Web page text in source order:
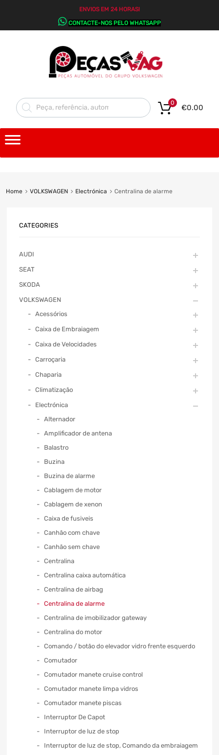
ENVIOS EM 24 HORAS!
CONTACTE-NOS PELO WHATSAPP
€0.00
0
Home VOLKSWAGEN Electrónica Centralina de alarme
CATEGORIES
AUDI
SEAT
SKODA
VOLKSWAGEN
Acessórios
Caixa de Embraiagem
Caixa de Velocidades
Carroçaria
Chaparia
Climatização
Electrónica
Alternador
Amplificador de antena
Balastro
Buzina
Buzina de alarme
Cablagem de motor
Cablagem de xenon
Caixa de fusiveis
Canhão com chave
Canhão sem chave
Centralina
Centralina caixa automática
Centralina de airbag
Centralina de alarme
Centralina de imobilizador gateway
Centralina do motor
Comando / botão do elevador vidro frente esquerdo
Comutador
Comutador manete cruise control
Comutador manete limpa vidros
Comutador manete piscas
Interruptor De Capot
Interruptor de luz de stop
Interruptor de luz de stop, Comando da embraiagem